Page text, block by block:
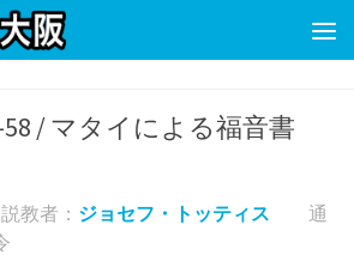
58 / マタイによる福音書
説教者： ジョセフ・トッティス
通